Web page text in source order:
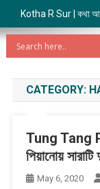
Kotha R Sur | কথা
CATEGORY:
Tung Tang
পিয়ানোয়
May 6, 2020